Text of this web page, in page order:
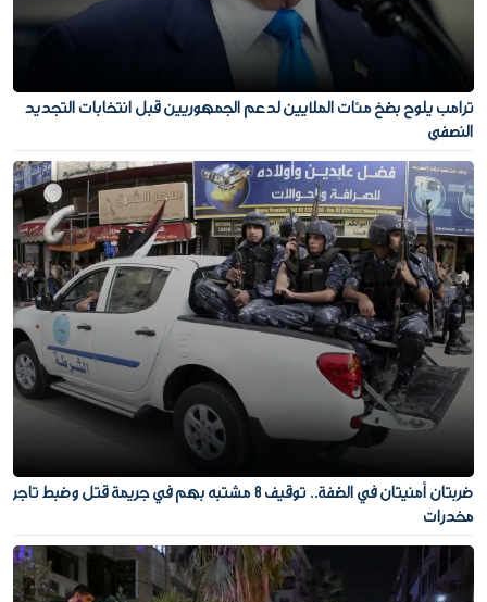
ترامب يلوح بضخ مئات الملايين لدعم الجمهوريين قبل انتخابات التجديد
النصفي
ضربتان أمنيتان في الضفة.. توقيف 8 مشتبه بهم في جريمة قتل وضبط تاجر
مخدرات